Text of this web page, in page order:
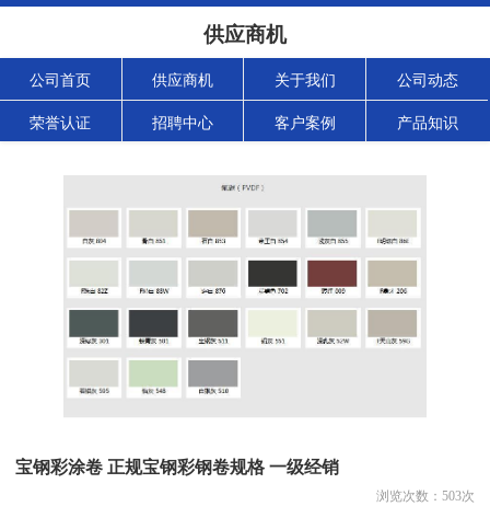
供应商机
公司首页 供应商机 关于我们 公司动态
荣誉认证 招聘中心 客户案例 产品知识
宝钢彩涂卷 正规宝钢彩钢卷规格 一级经销
浏览次数： 503次